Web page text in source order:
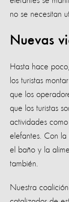
no se necesitan
Nuevas
Hasta hace
los turistas
que los
que los turistas
actividades
elefantes. Con la
el baño y la
también.
Nuestra